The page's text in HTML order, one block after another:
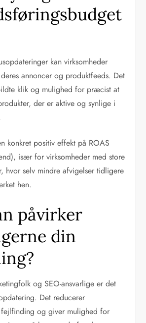
kan virksomheder
annoncer og produktfeeds. Det
klik og mulighed for præcist at
der er aktive og synlige i
konkret positiv effekt på ROAS
især for virksomheder med store
hvor selv mindre afvigelser tidligere
hen.
påvirker
din
og SEO-ansvarlige er det
Det reducerer
og giver mulighed for